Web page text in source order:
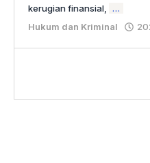
kerugian finansial, …
Hukum dan Kriminal